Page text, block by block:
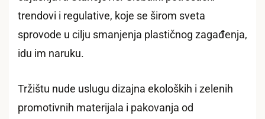
trendovi i regulative, koje se širom sveta
sprovode u cilju smanjenja plastičnog zagađenja,
idu im naruku.
Tržištu nude uslugu dizajna ekoloških i zelenih
promotivnih materijala i pakovanja od